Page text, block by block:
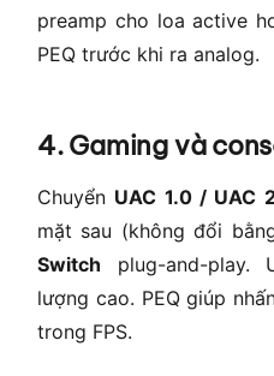
preamp cho loa active
PEQ trước khi ra analog.
4. Gaming và
Chuyển UAC 1.0 / UAC
mặt sau (không đổi
Switch plug-and-play.
lượng cao. PEQ giúp
trong FPS.